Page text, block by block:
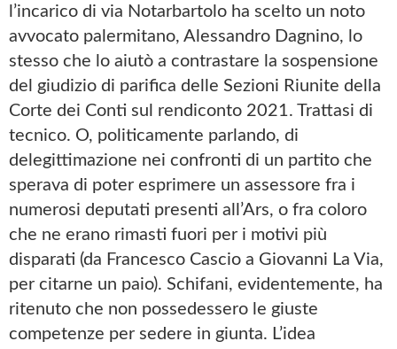
l’incarico di via Notarbartolo ha scelto un noto
avvocato palermitano, Alessandro Dagnino, lo
stesso che lo aiutò a contrastare la sospensione
del giudizio di parifica delle Sezioni Riunite della
Corte dei Conti sul rendiconto 2021. Trattasi di
tecnico. O, politicamente parlando, di
delegittimazione nei confronti di un partito che
sperava di poter esprimere un assessore fra i
numerosi deputati presenti all’Ars, o fra coloro
che ne erano rimasti fuori per i motivi più
disparati (da Francesco Cascio a Giovanni La Via,
per citarne un paio). Schifani, evidentemente, ha
ritenuto che non possedessero le giuste
competenze per sedere in giunta. L’idea